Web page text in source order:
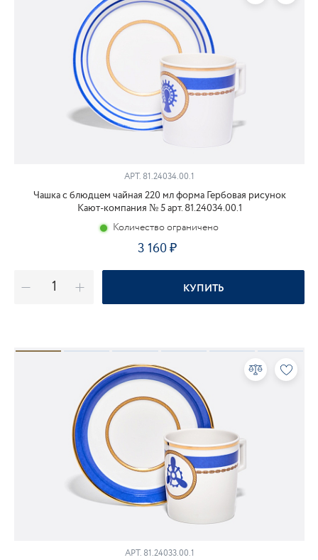
АРТ. 81.24034.00.1
Чашка с блюдцем чайная 220 мл форма Гербовая рисунок
Кают-компания № 5 арт. 81.24034.00.1
Количество ограничено
3 160
КУПИТЬ
АРТ.81.24033.00.1